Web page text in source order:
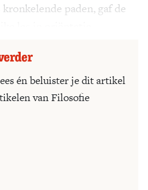
paden, gaf de
én beluister je dit artikel
van Filosofie